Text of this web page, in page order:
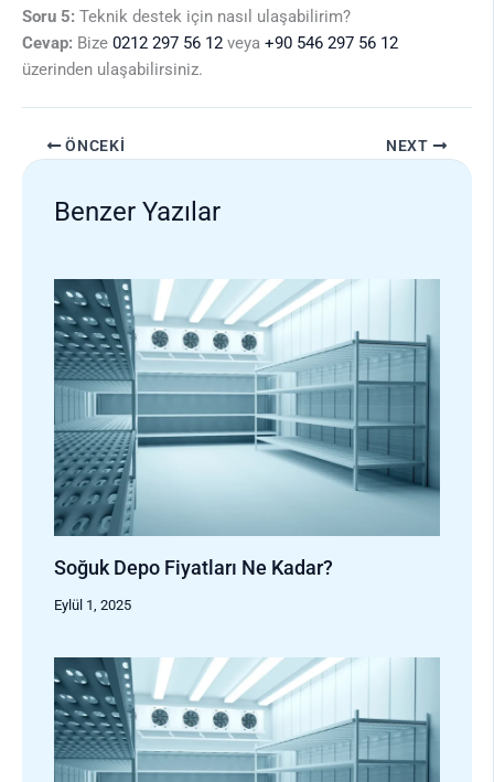
Soru 5: Teknik destek için nasıl ulaşabilirim?
Cevap: Bize 0212 297 56 12 veya +90 546 297 56 12
üzerinden ulaşabilirsiniz.
ÖNCEKI NEXT
Benzer Yazılar
Soğuk Depo Fiyatları Ne Kadar?
Eylül 1, 2025